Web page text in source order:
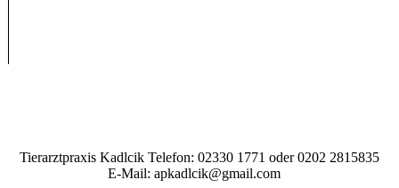
Tierarztpraxis Kadlcik Telefon: 02330 1771 oder 0202 2815835
E-Mail: apkadlcik@gmail.com